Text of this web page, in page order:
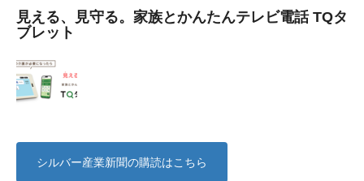
見える、見守る。家族とかんたんテレビ電話 TQタ
ブレット
シルバー産業新聞の購読はこちら